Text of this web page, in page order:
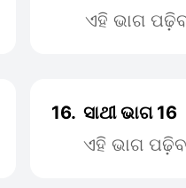
ଏହି ଭାଗ
16. ସାଥୀ ଭାଗ 16
ଏହି ଭାଗ